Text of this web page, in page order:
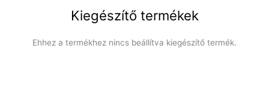
1400x700x850
Kiegészítő termékek
Ehhez a termékhez nincs beállítva kiegészítő termék.